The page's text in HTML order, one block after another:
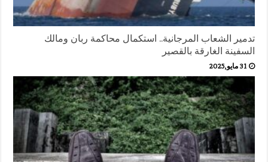
تدمير الشعاب المرجانية.. استكمال محاكمة ربان ومالك
السفينة الغارقة بالقصير
31 مايو,2025